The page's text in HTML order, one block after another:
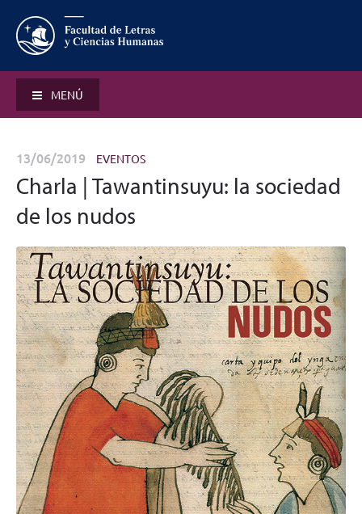
MENÚ
13/06/2019 EVENTOS
Charla | Tawantinsuyu: la sociedad
de los nudos